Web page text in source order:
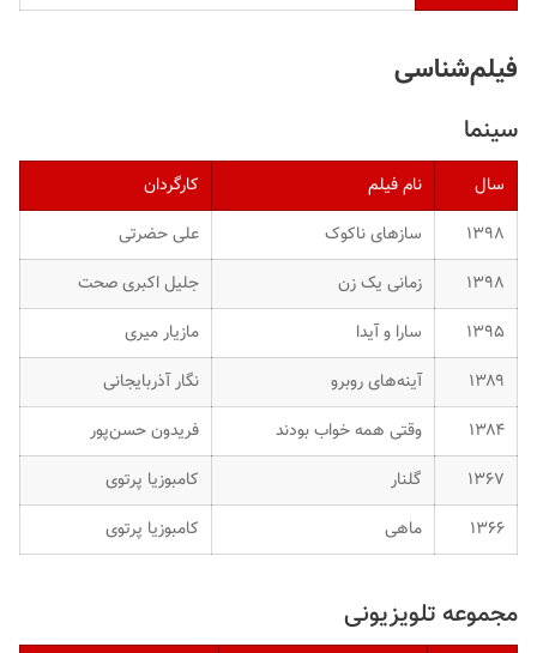
فیلم‌شناسی
سینما
سال نام فیلم
کارگردان
۱۳۹۸
سازهای ناکوک
علی حضرتی
۱۳۹۸
زمانی یک زن
جلیل اکبری صحت
۱۳۹۵
سارا و آیدا
مازیار میری
۱۳۸۹
آینه‌های روبرو
نگار آذربایجانی
۱۳۸۴
وقتی همه خواب بودند
فریدون حسن‌پور
۱۳۶۷
گلنار
کامبوزیا پرتوی
۱۳۶۶
ماهی کامبوزیا پرتوی
مجموعه تلویزیونی